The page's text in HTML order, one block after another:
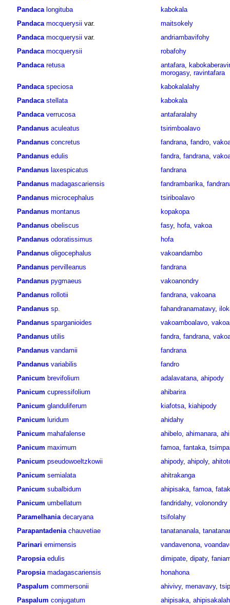
Pandaca longituba
kabokala
Pandaca mocquerysii var.
maitsokely
Pandaca mocquerysii var.
andriambavifohy
Pandaca mocquerysii
robafohy
Pandaca retusa antafara,
morogasy, ravintafara
Pandaca speciosa
kabokalalahy
Pandaca stellata
kabokala
Pandaca verrucosa
antafaralahy
Pandanus aculeatus
tsirimboalavo
Pandanus concretus fandrana, fandro,
Pandanus edulis fandra, fandrana,
Pandanus laxespicatus
fandrana
Pandanus madagascariensis fandrambarika,
Pandanus microcephalus
tsiriboalavo
Pandanus montanus
kopakopa
Pandanus obeliscus fasy, hofa, vakoa
Pandanus odoratissimus
hofa
Pandanus oligocephalus
vakoandambo
Pandanus pervilleanus
fandrana
Pandanus pygmaeus
vakoanondry
Pandanus rollotii fandrana, vakoana
Pandanus sp. fahandranamatavy,
Pandanus sparganioides vakoamboalavo,
Pandanus utilis fandra, fandrana,
Pandanus vandamii
fandrana
Pandanus variabilis
fandro
Panicum brevifolium adalavatana, ahipody
Panicum cupressifolium
ahibarira
Panicum glanduliferum kiafotsa, kiahipody
Panicum luridum
ahidahy
Panicum mahafalense ahibelo, ahimanara,
Panicum maximum famoa, fantaka,
Panicum pseudowoeltzkowii ahipody, ahipoly,
Panicum semialata
ahitrakanga
Panicum subalbidum ahipisaka, famoa,
Panicum umbellatum fandridahy, volonondry
Paramelhania decaryana
tsifolahy
Parapantadenia chauvetiae tanatananala,
Parinari emirnensis vandavenona,
Paropsia edulis dimipate, dipaty,
Paropsia madagascariensis
honahona
Paspalum commersonii ahivivy, menavavy,
Paspalum conjugatum ahipisaka,